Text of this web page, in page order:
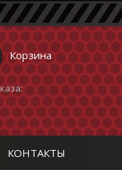
Корзина
КОНТАКТЫ